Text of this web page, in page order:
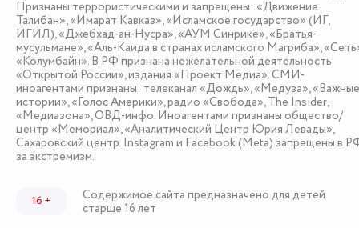
Признаны террористическими и запрещены: «Движение
Талибан», «Имарат Кавказ», «Исламское государство» (ИГ,
ИГИЛ), «Джебхад-ан-Нусра», «АУМ Синрике», «Братья-
мусульмане», «Аль-Каида в странах исламского Магриба»,
«Колумбайн». В РФ признана нежелательной деятельность
«Открытой России», издания «Проект Медиа». СМИ-
иноагентами признаны: телеканал «Дождь», «Медуза», «Важные
истории», «Голос Америки», радио «Свобода», The Insider,
«Медиазона», ОВД-инфо. Иноагентами признаны общество/
центр «Мемориал», «Аналитический Центр Юрия Левады»,
Сахаровский центр. Instagram и Facebook (Metа) запрещены в
за экстремизм.
16 +
Содержимое сайта предназначено для детей
старше 16 лет